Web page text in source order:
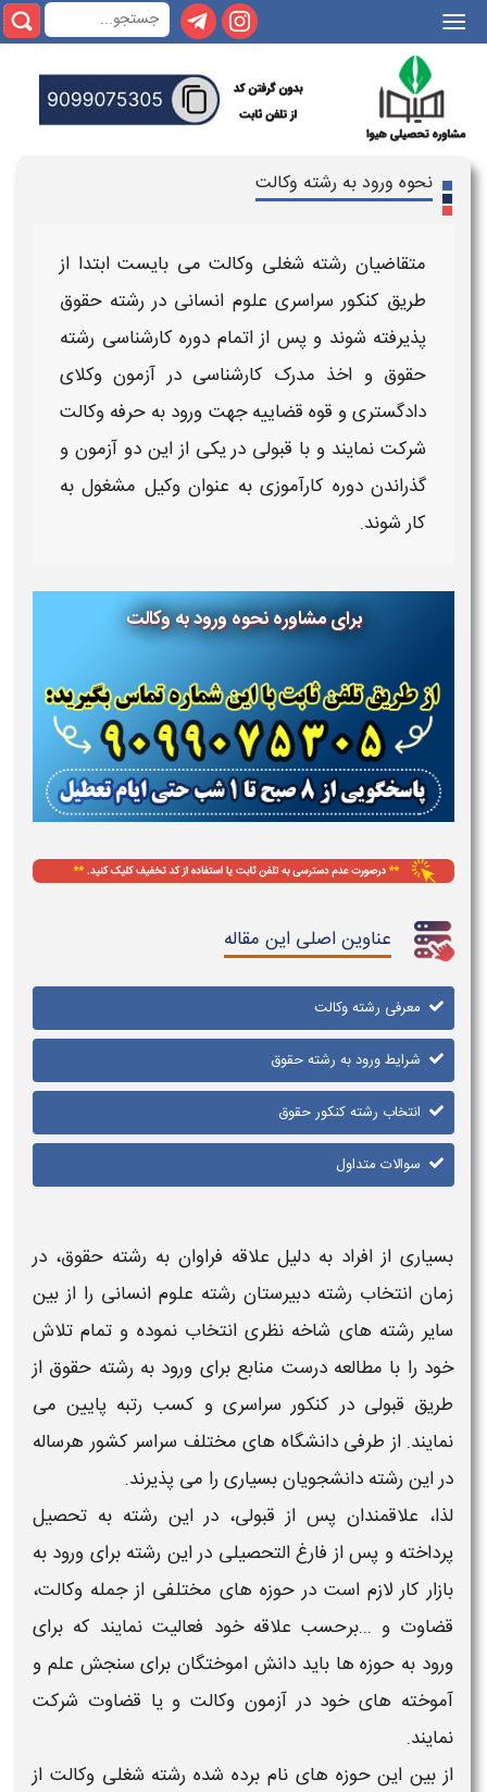
|||
نحوه ورود به رشته وکالت
متقاضیانرشته شغلی وکالتمی بایست ابتدا از
طریق کنکور سراسری علوم انسانی در رشته حقوق
پذیرفته شوند و پس از اتمام دوره کارشناسی رشته
حقوق و اخذ مدرک کارشناسی درآزمون وکلای
دادگستریو قوه قضاییهجهت ورود به حرفه وکالت
شرکت نمایند و با قبولی در یکی از این دو آزمون و
گذراندندوره کارآموزیبه عنوانوکیل مشغول به
کار شوند.
برای مشاوره نحوه ورود به وکالت
عناوین اصلی این مقاله
معرفی رشته وکالت
شرایط ورود به رشته حقوق
انتخاب رشته کنکور حقوق
سوالات متداول
بسیاری از افراد به دلیل علاقه فراوان به رشته حقوق، در
زمان انتخاب رشته دبیرستان رشته علوم انسانی را از بین
سایر رشته های شاخه نظری انتخاب نموده و تمام تلاش
خود را با مطالعه درست منابع برای ورود به رشته حقوق از
طریق قبولی در کنکور سراسری و کسب رتبه پایین می
نمایند. از طرفی دانشگاه های مختلف سراسر کشور هرساله
در این رشته دانشجویان بسیاری را می پذیرند.
لذا، علاقمندان پس از قبولی، در این رشته به تحصیل
پرداخته و پس از فارغ التحصیلی در این رشته برای ورود به
بازار کار لازم است در حوزه های مختلفی از جمله وکالت،
قضاوت و ...برحسب علاقه خود فعالیت نمایند که برای
ورود به حوزه ها باید دانش اموختگان برای سنجش علم و
آموخته های خود درآزمون وکالتو یا قضاوت شرکت
نمایند.
از بین این حوزه های نام برده شدهرشته شغلی وکالت از